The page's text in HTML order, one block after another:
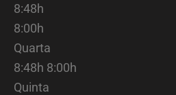
8:48h
8:00h
Quarta
8:48h 8:00h
Quinta